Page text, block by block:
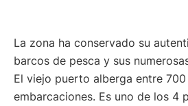
La zona ha conservado su
barcos de pesca y sus
El viejo puerto alberga entre
embarcaciones. Es uno de los 4